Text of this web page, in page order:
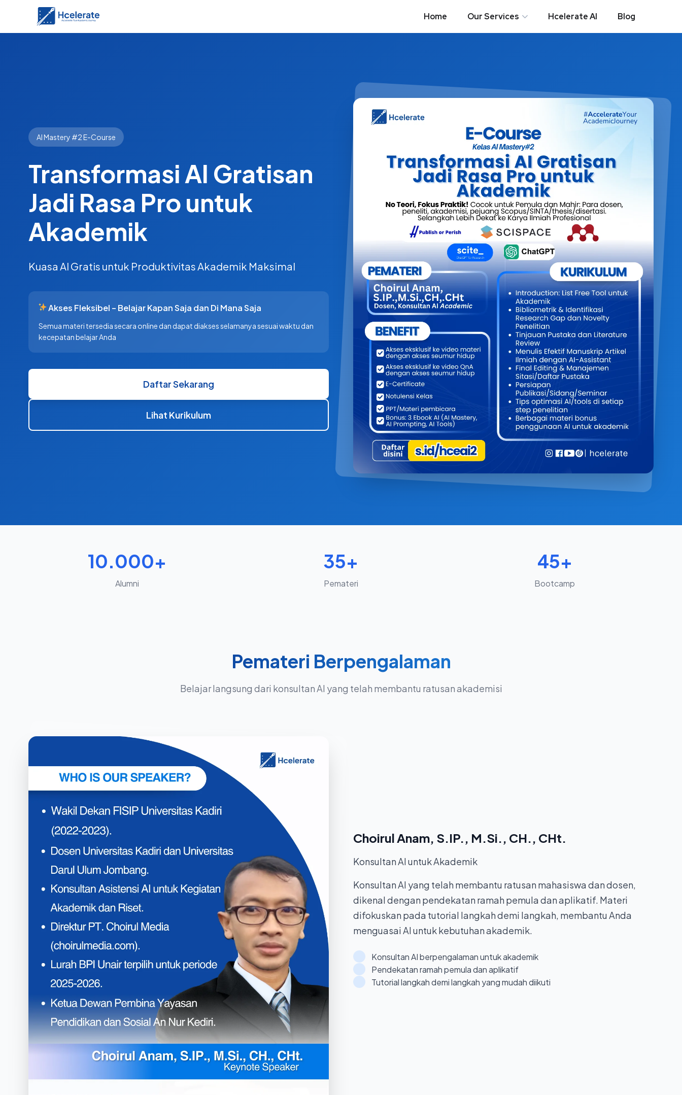
Home Our Services Hcelerate AI Blog
AI Mastery #2 E-Course
Transformasi AI Gratisan
Jadi Rasa Pro untuk
Akademik
Kuasa AI Gratis untuk Produktivitas Akademik Maksimal
Akses Fleksibel – Belajar Kapan Saja dan Di Mana Saja
Semua materi tersedia secara online dan dapat diakses selamanya sesuai waktu dan
kecepatan belajar Anda
Daftar Sekarang
Lihat Kurikulum
10.000+
Alumni
35+
Pemateri
45+
Bootcamp
Pemateri Berpengalaman
Belajar langsung dari konsultan AI yang telah membantu ratusan akademisi
Choirul Anam, S.IP., M.Si., CH., CHt.
Konsultan AI untuk Akademik
Konsultan AI yang telah membantu ratusan mahasiswa dan dosen,
dikenal dengan pendekatan ramah pemula dan aplikatif. Materi
difokuskan pada tutorial langkah demi langkah, membantu Anda
menguasai AI untuk kebutuhan akademik.
Konsultan AI berpengalaman untuk akademik
Pendekatan ramah pemula dan aplikatif
Tutorial langkah demi langkah yang mudah diikuti